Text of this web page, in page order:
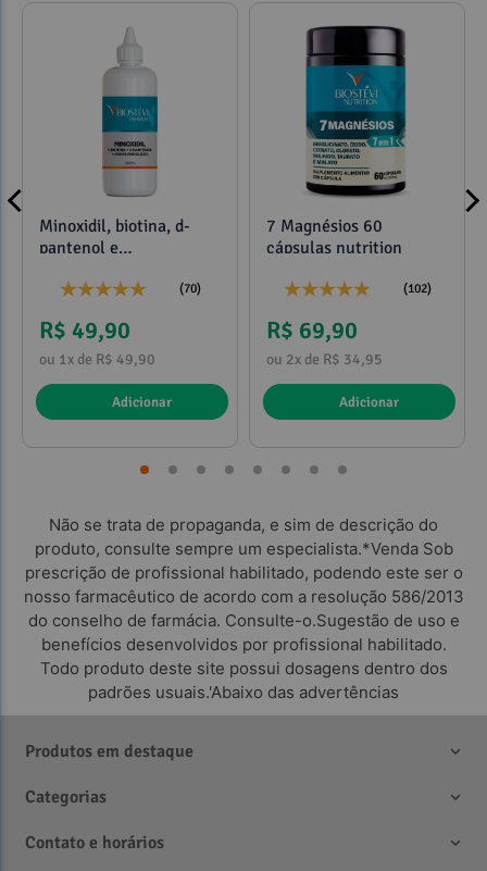
Minoxidil, biotina, d-
pantenol e
(70)
R$ 49,90
ou 1x de R$ 49,90
Adicionar
7 Magnésios 60
cápsulas nutrition
(102)
R$ 69,90
ou 2x de R$ 34,95
Adicionar
Não se trata de propaganda, e sim de descrição do
produto, consulte sempre um especialista.*Venda Sob
prescrição de profissional habilitado, podendo este ser o
nosso farmacêutico de acordo com a resolução 586/2013
do conselho de farmácia. Consulte-o.Sugestão de uso e
benefícios desenvolvidos por profissional habilitado.
Todo produto deste site possui dosagens dentro dos
padrões usuais.'Abaixo das advertências
Produtos em destaque
Categorias
Contato e horários